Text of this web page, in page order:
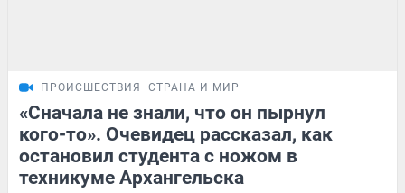
ПРОИСШЕСТВИЯ СТРАНА И МИР
«Сначала не знали, что он пырнул
кого-то». Очевидец рассказал, как
остановил студента с ножом в
техникуме Архангельска